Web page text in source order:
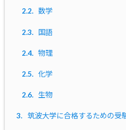
2.2. 数学
2.3. 国語
2.4. 物理
2.5. 化学
2.6. 生物
3. 筑波大学に合格するための受